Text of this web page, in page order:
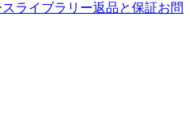
スライブラリー返品と保証お問